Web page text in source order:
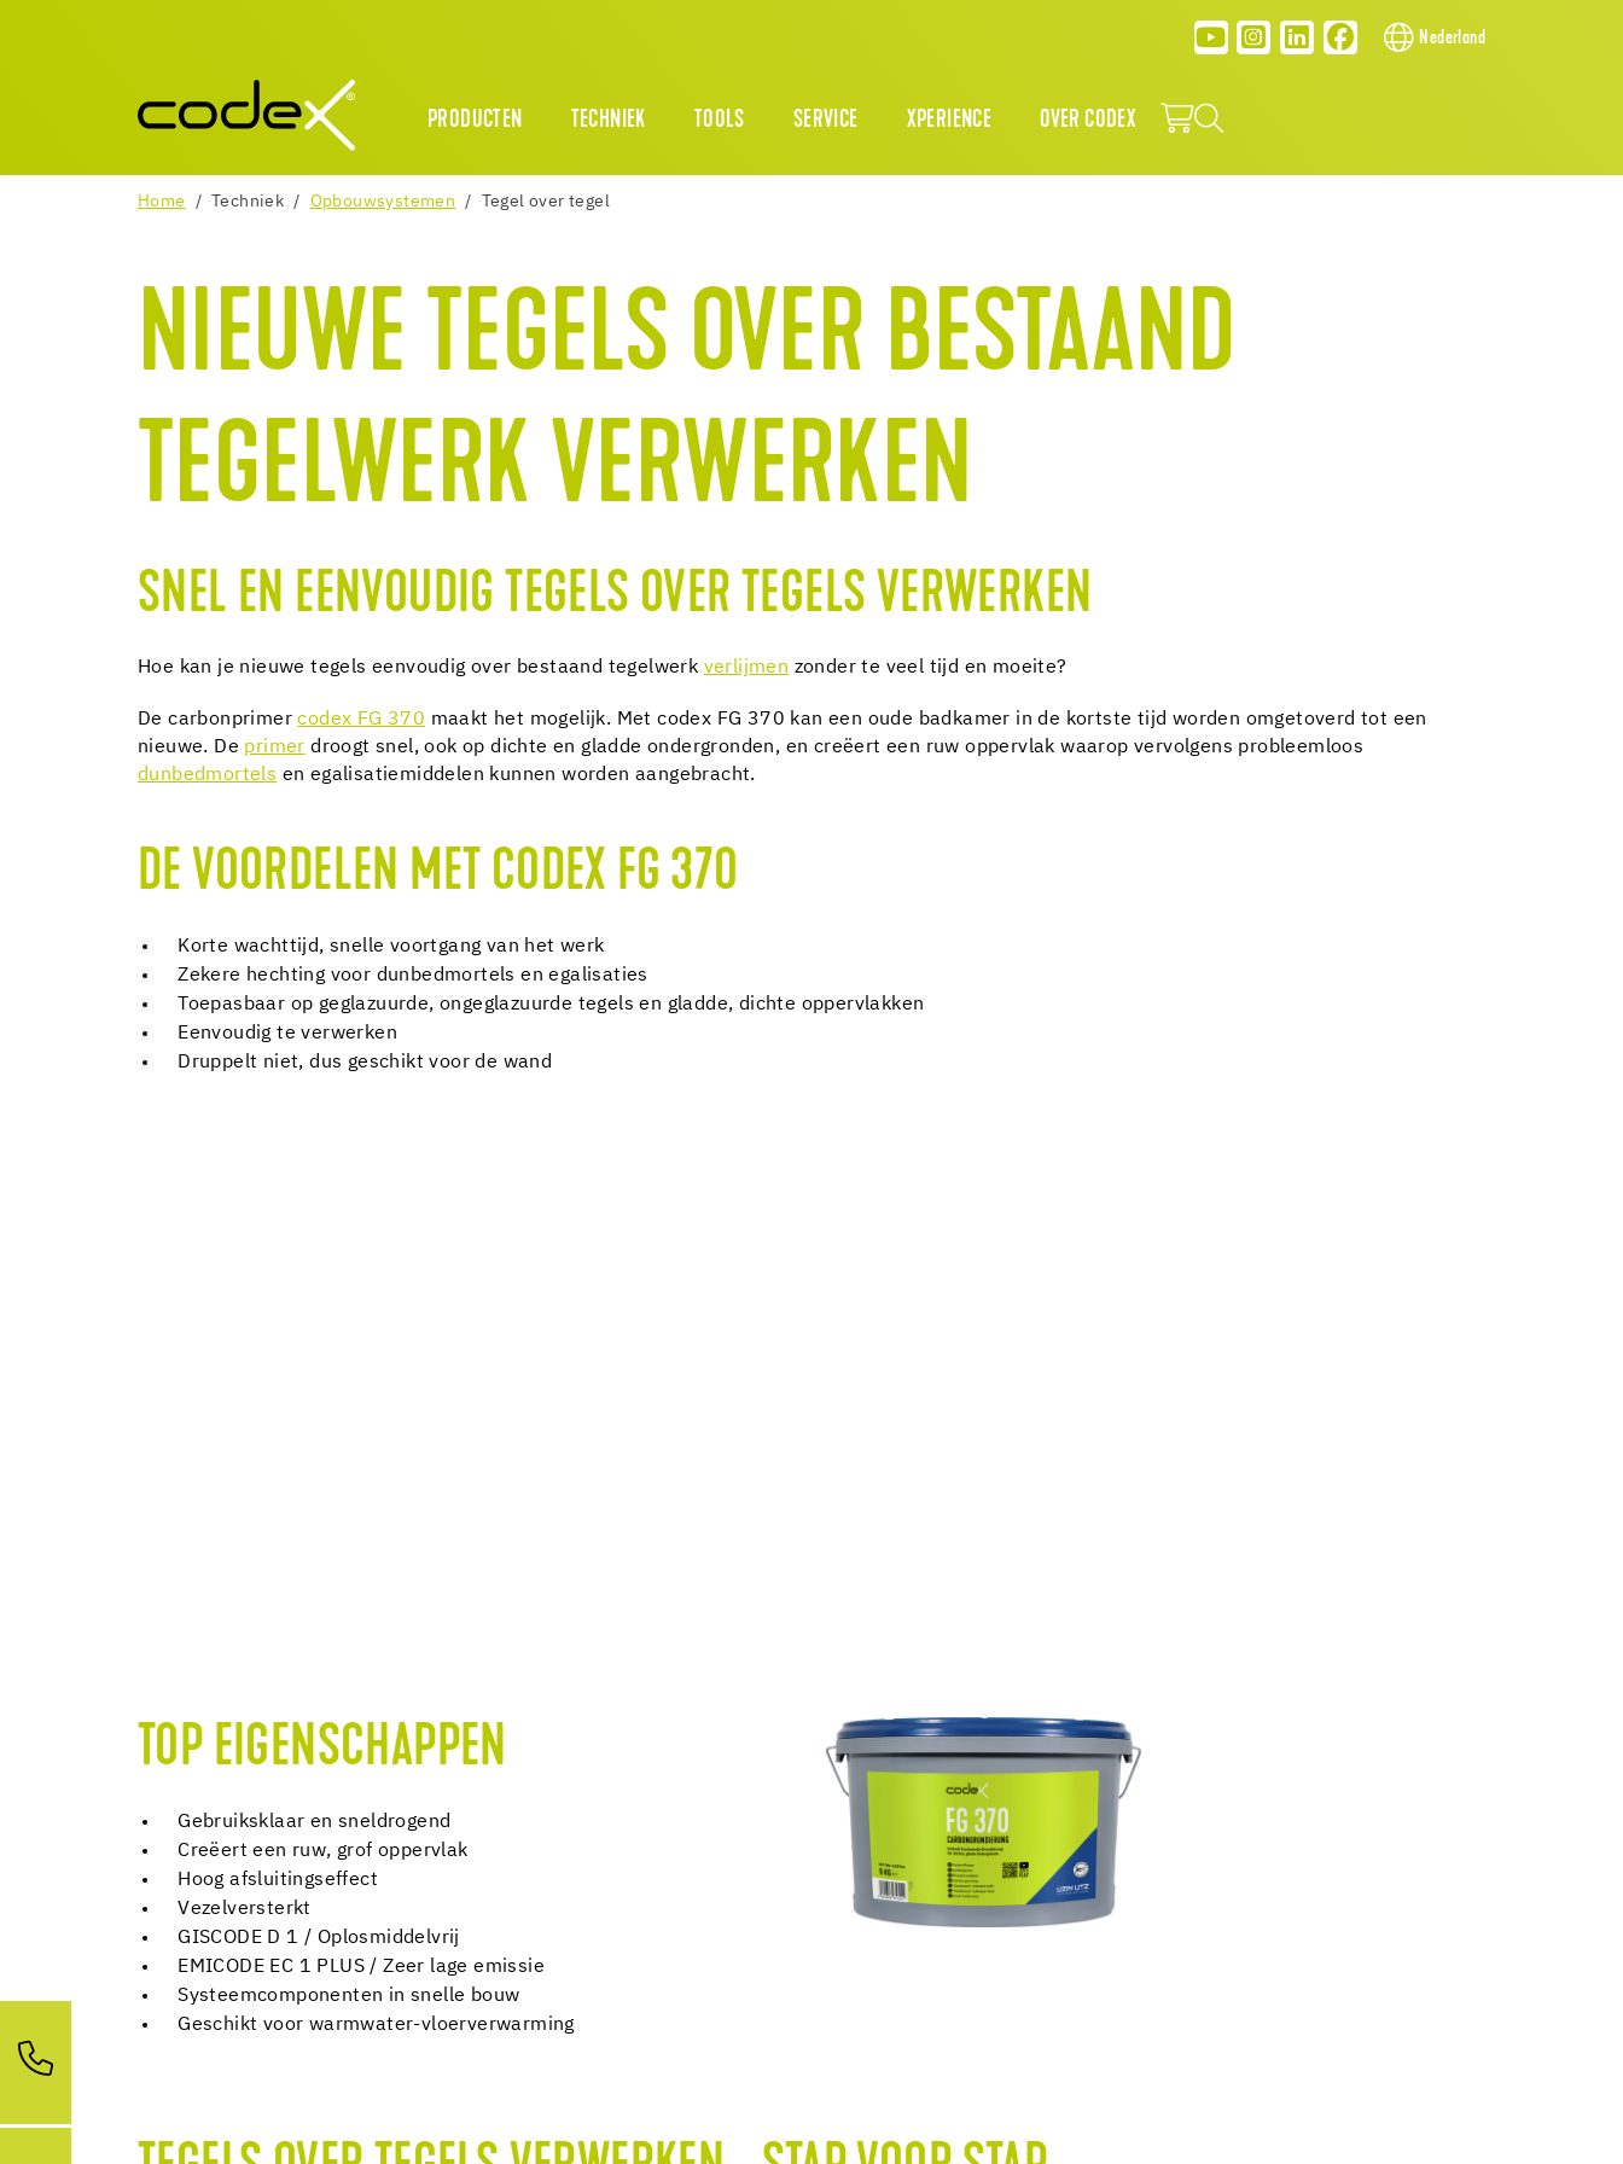
Nederland
PRODUCTEN TECHNIEK TOOLS SERVICE XPERIENCE OVER CODEX
Home Techniek Opbouwsystemen Tegel over tegel
NIEUWE TEGELS OVER BESTAAND
TEGELWERK VERWERKEN
SNEL EN EENVOUDIG TEGELS OVER TEGELS VERWERKEN
Hoe kan je nieuwe tegels eenvoudig over bestaand tegelwerk verlijmen zonder te veel tijd en moeite?
De carbonprimercodex FG 370 maakt het mogelijk. Met codex FG 370 kan een oude badkamer in de kortste tijd worden omgetoverd tot een
nieuwe. De primer droogt snel, ook op dichte en gladde ondergronden, en creëert een ruw oppervlak waarop vervolgens probleemloos
dunbedmortels en egalisatiemiddelen kunnen worden aangebracht.
DE VOORDELEN MET CODEX FG 370
Korte wachttijd, snelle voortgang van het werk
Zekere hechting voor dunbedmortels en egalisaties
Toepasbaar op geglazuurde, ongeglazuurde tegels en gladde, dichte oppervlakken
Eenvoudig te verwerken
Druppelt niet, dus geschikt voor de wand
TOP EIGENSCHAPPEN
Gebruiksklaar en sneldrogend
Creëert een ruw, grof oppervlak
Hoog afsluitingseffect
Vezelversterkt
GISCODE D 1 / Oplosmiddelvrij
EMICODE EC 1 PLUS / Zeer lage emissie
Systeemcomponenten in snelle bouw
Geschikt voor warmwater-vloerverwarming